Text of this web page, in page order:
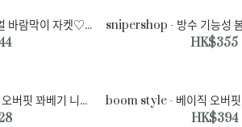
snipershop - 비즈 캐쥬얼 바람막이 자켓♡韓國男裝外套
HK$355
boom style - [V넥] 세미 오버핏 꽈베기 니트 조끼♡韓國男裝外套
HK$394